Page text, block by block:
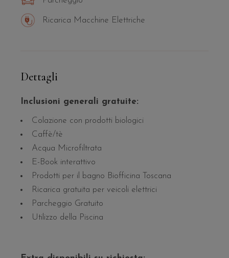
Ricarica Macchine Elettriche
Dettagli
Inclusioni generali gratuite:
Colazione con prodotti biologici
Caffè/tè
Acqua Microfiltrata
E-Book interattivo
Prodotti per il bagno Biofficina Toscana
Ricarica gratuita per veicoli elettrici
Parcheggio Gratuito
Utilizzo della Piscina